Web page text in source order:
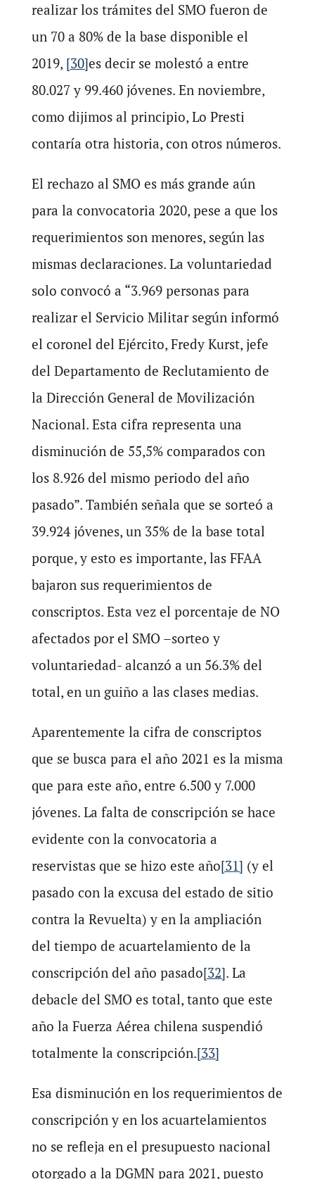
realizar los trámites del SMO fueron de
un 70 a 80% de la base disponible el
2019, [30]es decir se molestó a entre
80.027 y 99.460 jóvenes. En noviembre,
como dijimos al principio, Lo Presti
contaría otra historia, con otros números.
El rechazo al SMO es más grande aún
para la convocatoria 2020, pese a que los
requerimientos son menores, según las
mismas declaraciones. La voluntariedad
solo convocó a “3.969 personas para
realizar el Servicio Militar según informó
el coronel del Ejército, Fredy Kurst, jefe
del Departamento de Reclutamiento de
la Dirección General de Movilización
Nacional. Esta cifra representa una
disminución de 55,5% comparados con
los 8.926 del mismo periodo del año
pasado”. También señala que se sorteó a
39.924 jóvenes, un 35% de la base total
porque, y esto es importante, las FFAA
bajaron sus requerimientos de
conscriptos. Esta vez el porcentaje de NO
afectados por el SMO –sorteo y
voluntariedad- alcanzó a un 56.3% del
total, en un guiño a las clases medias.
Aparentemente la cifra de conscriptos
que se busca para el año 2021 es la misma
que para este año, entre 6.500 y 7.000
jóvenes. La falta de conscripción se hace
evidente con la convocatoria a
reservistas que se hizo este año[31] (y el
pasado con la excusa del estado de sitio
contra la Revuelta) y en la ampliación
del tiempo de acuartelamiento de la
conscripción del año pasado[32]. La
debacle del SMO es total, tanto que este
año la Fuerza Aérea chilena suspendió
totalmente la conscripción.[33]
Esa disminución en los requerimientos de
conscripción y en los acuartelamientos
no se refleja en el presupuesto nacional
otorgado a la DGMN para 2021, puesto